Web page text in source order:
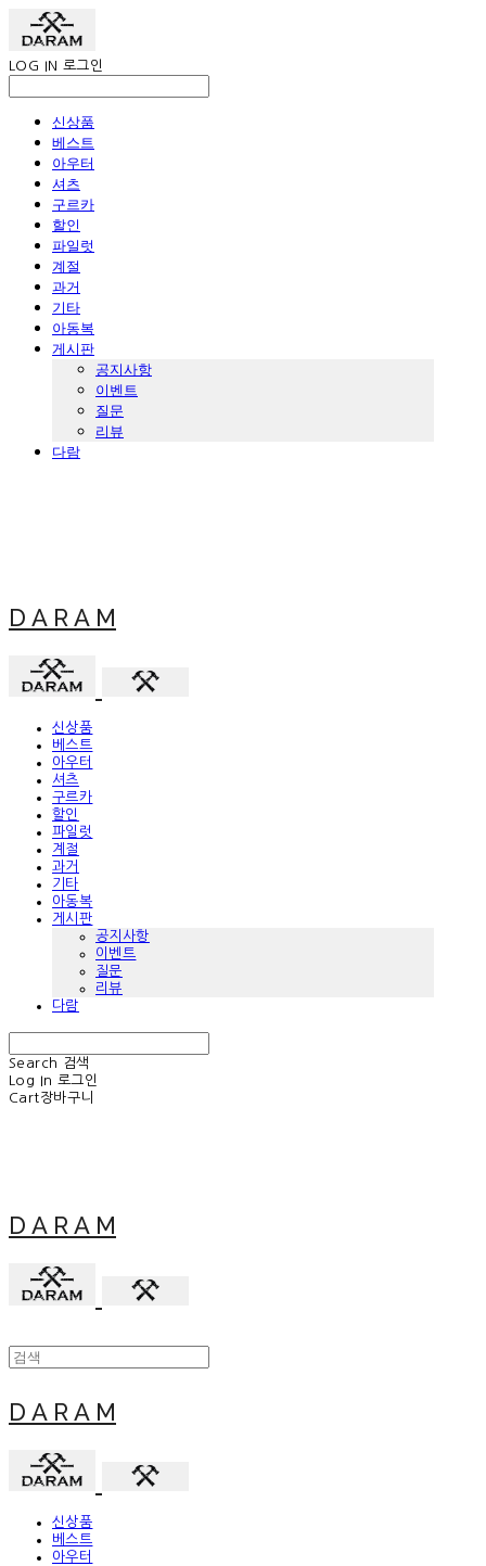
LOG IN 로그인
신상품
베스트
아우터
셔츠
구르카
할인
파일럿
계절
과거
기타
아동복
게시판
공지사항
이벤트
질문
리뷰
다람
D A R A M
신상품
베스트
아우터
셔츠
구르카
할인
파일럿
계절
과거
기타
아동복
게시판
공지사항
이벤트
질문
리뷰
다람
Search
검색
Log In 로그인
Cart장바구니
D A R A M
D A R A M
신상품
베스트
아우터